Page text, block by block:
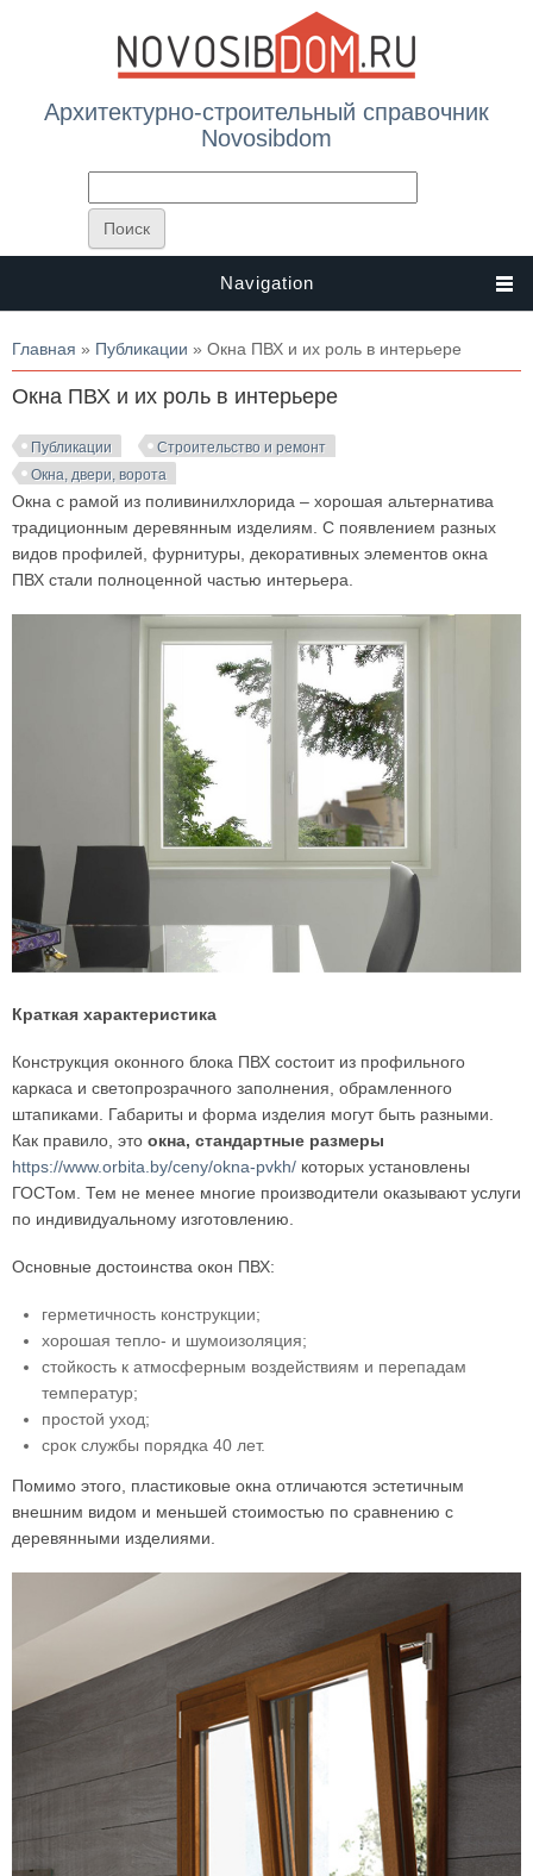
Архитектурно-строительный справочник
Novosibdom
Navigation
Вы здесь
Главная » Публикации » Окна ПВХ и их роль в интерьере
Окна ПВХ и их роль в интерьере
Публикации
Строительство и ремонт
Окна, двери, ворота
Окна с рамой из поливинилхлорида – хорошая альтернатива
традиционным деревянным изделиям. С появлением разных
видов профилей, фурнитуры, декоративных элементов окна
ПВХ стали полноценной частью интерьера.
Краткая характеристика
Конструкция оконного блока ПВХ состоит из профильного
каркаса и светопрозрачного заполнения, обрамленного
штапиками. Габариты и форма изделия могут быть разными.
Как правило, это окна, стандартные размеры
https://www.orbita.by/ceny/okna-pvkh/ которых установлены
ГОСТом. Тем не менее многие производители оказывают услуги
по индивидуальному изготовлению.
Основные достоинства окон ПВХ:
герметичность конструкции;
хорошая тепло- и шумоизоляция;
стойкость к атмосферным воздействиям и перепадам
температур;
простой уход;
срок службы порядка 40 лет.
Помимо этого, пластиковые окна отличаются эстетичным
внешним видом и меньшей стоимостью по сравнению с
деревянными изделиями.